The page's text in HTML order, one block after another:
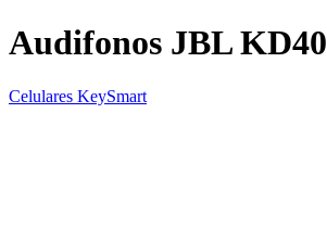
Audifonos JBL KD40
Celulares KeySmart